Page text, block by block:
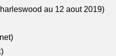
au 12 aout 2019)